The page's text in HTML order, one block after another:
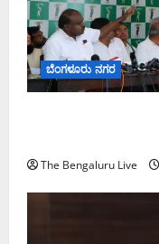
ಬೆಂಗಳೂರು ನಗರ
The Bengaluru Live